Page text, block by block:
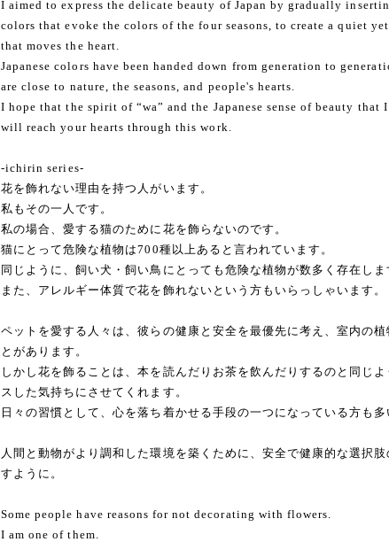
I aimed to express the delicate beauty of Japan by gradually
colors that evoke the colors of the four seasons, to create a quiet
that moves the heart.
Japanese colors have been handed down from generation to
are close to nature, the seasons, and people's hearts.
I hope that the spirit of “wa” and the Japanese sense of beauty that
will reach your hearts through this work.
-ichirin series-
花を飾れない理由を持つ人がいます。
私もその一人です。
私の場合、愛する猫のために花を飾らないのです。
猫にとって危険な植物は700種以上あると言われています。
同じように、飼い犬・飼い鳥にとっても危険な植物が数多く存在しま
また、アレルギー体質で花を飾れないという方もいらっしゃいます。
ペットを愛する人々は、彼らの健康と安全を最優先に考え、室内の植
とがあります。
しかし花を飾ることは、本を読んだりお茶を飲んだりするのと同じよ
スした気持ちにさせてくれます。
日々の習慣として、心を落ち着かせる手段の一つになっている方も多
人間と動物がより調和した環境を築くために、安全で健康的な選択肢
すように。
Some people have reasons for not decorating with flowers.
I am one of them.